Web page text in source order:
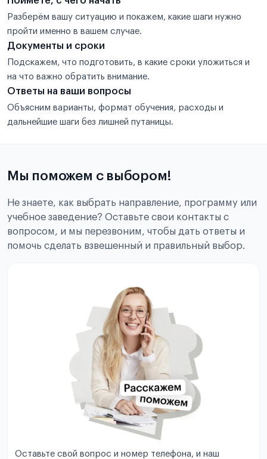
Разберём вашу ситуацию и покажем, какие шаги нужно
пройти именно в вашем случае.
Документы и сроки
Подскажем, что подготовить, в какие сроки уложиться и
на что важно обратить внимание.
Ответы на ваши вопросы
Объясним варианты, формат обучения, расходы и
дальнейшие шаги без лишней путаницы.
Мы поможем с выбором!
Не знаете, как выбрать направление, программу или
учебное заведение? Оставьте свои контакты с
вопросом, и мы перезвоним, чтобы дать ответы и
помочь сделать взвешенный и правильный выбор.
Оставьте свой вопрос и номер телефона, и наш